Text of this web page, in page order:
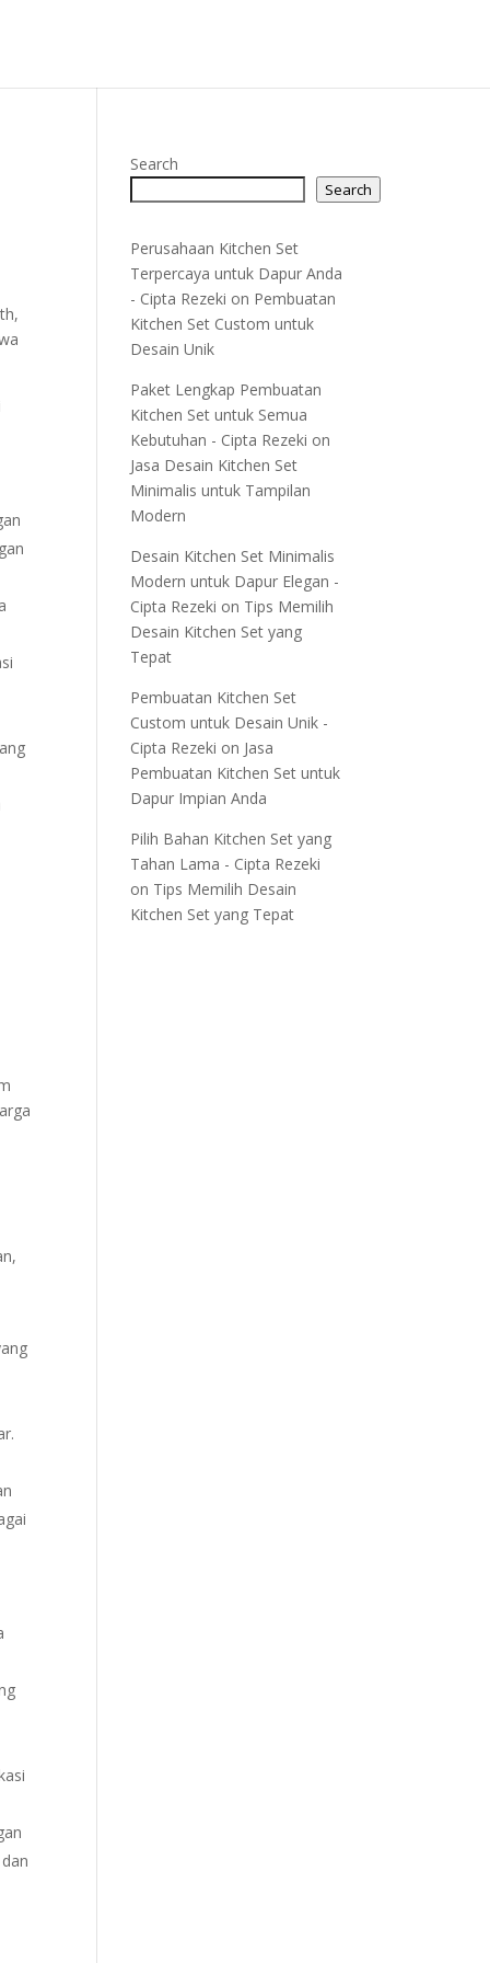
Search
Search
Perusahaan Kitchen Set
Terpercaya untuk Dapur Anda
- Cipta Rezeki on Pembuatan
Kitchen Set Custom untuk
Desain Unik
Paket Lengkap Pembuatan
Kitchen Set untuk Semua
Kebutuhan - Cipta Rezeki on
Jasa Desain Kitchen Set
Minimalis untuk Tampilan
Modern
Desain Kitchen Set Minimalis
Modern untuk Dapur Elegan -
Cipta Rezeki on Tips Memilih
Desain Kitchen Set yang
Tepat
Pembuatan Kitchen Set
Custom untuk Desain Unik -
Cipta Rezeki on Jasa
Pembuatan Kitchen Set untuk
Dapur Impian Anda
Pilih Bahan Kitchen Set yang
Tahan Lama - Cipta Rezeki
on Tips Memilih Desain
Kitchen Set yang Tepat